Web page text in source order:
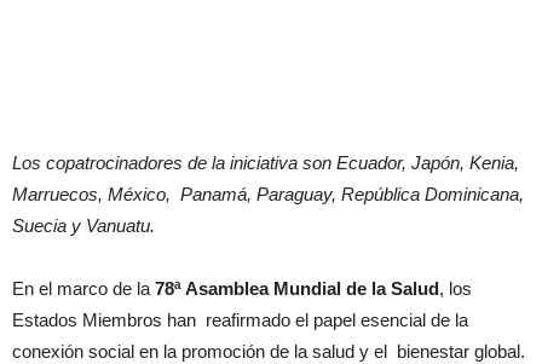
Los copatrocinadores de la iniciativa son Ecuador, Japón, Kenia,
Marruecos, México, Panamá, Paraguay, República Dominicana,
Suecia y Vanuatu.
En el marco de la 78ª Asamblea Mundial de la Salud, los
Estados Miembros han reafirmado el papel esencial de la
conexión social en la promoción de la salud y el bienestar global.